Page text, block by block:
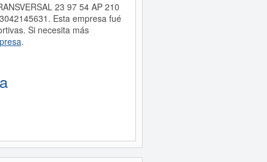
23 97 54 AP 210
Esta empresa fué
Si necesita más
.